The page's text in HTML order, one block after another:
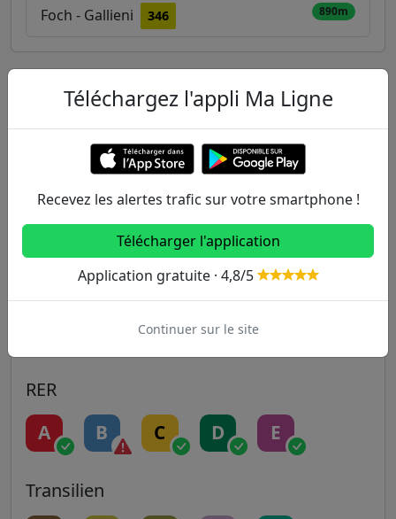
Foch - Gallieni 346 890m
Autres lignes
Metro
2 3 3B 4
5 6 7 7B 8
10 11 12 13
RER
A B C D E
Transilien
Téléchargez l'appli Ma Ligne
Recevez les alertes trafic sur votre smartphone !
Télécharger l'application
Application gratuite · 4,8/5
Continuer sur le site